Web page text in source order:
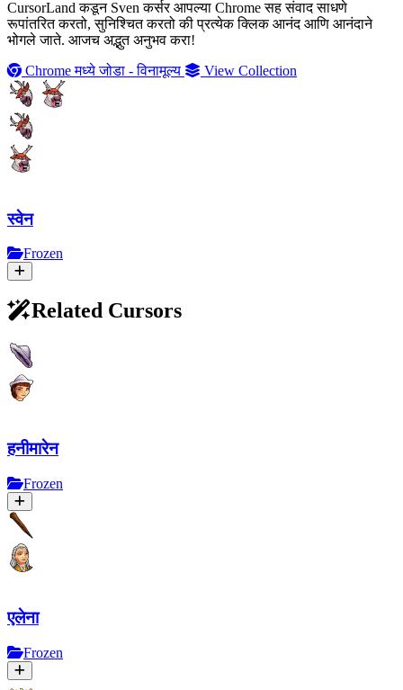
CursorLand कडून Sven कर्सर आपल्या Chrome सह संवाद साधणे
रूपांतरित करतो, सुनिश्चित करतो की प्रत्येक क्लिक आनंद आणि आनंदाने
भोगले जाते. आजच अद्भुत अनुभव करा!
Chrome मध्ये जोडा - विनामूल्य
View Collection
स्वेन
Frozen
Related Cursors
हनीमारेन
Frozen
एलेना
Frozen